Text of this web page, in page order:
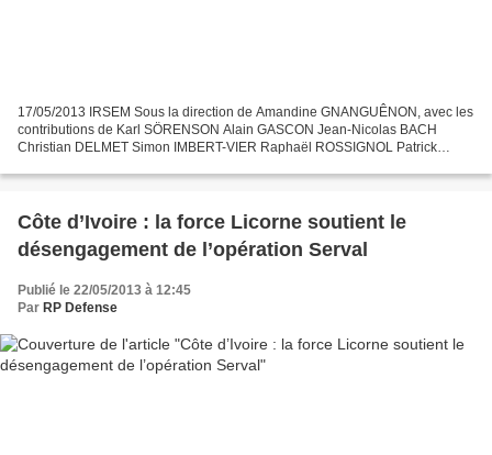
17/05/2013 IRSEM Sous la direction de Amandine GNANGUÊNON, avec les
contributions de Karl SÖRENSON Alain GASCON Jean-Nicolas BACH
Christian DELMET Simon IMBERT-VIER Raphaël ROSSIGNOL Patrick
Côte d’Ivoire : la force Licorne soutient le
désengagement de l’opération Serval
Publié le 22/05/2013 à 12:45
Par RP Defense